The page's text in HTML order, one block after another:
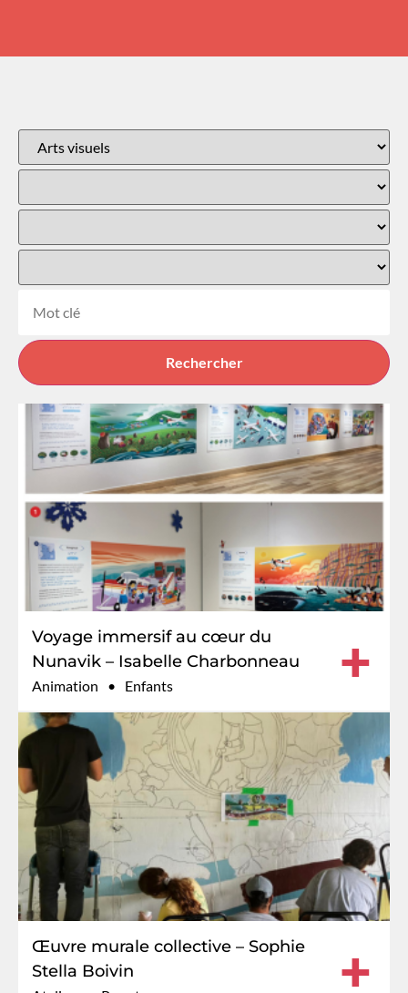
Rechercher
Voyage immersif au cœur du
Nunavik – Isabelle Charbonneau
Animation Enfants +
Œuvre murale collective – Sophie
Stella Boivin
+